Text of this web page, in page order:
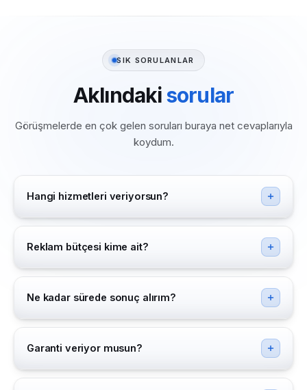
SIK SORULANLAR
Aklındakisorular
Görüşmelerde en çok gelen soruları buraya net cevaplarıyla
koydum.
Hangi hizmetleri veriyorsun?
Meta ve Google reklam yönetimi, SEO, e-ticaret site
yönetimi ve içerik üretimi (foto + video + AI). Markanın
ihtiyacına göre tek hizmet de alabilirsin, tamamını tek
Reklam bütçesi kime ait?
Reklam bütçesi sana aittir, Meta ve Google'a kendi
harcamam. Yönetim ücreti ile reklam bütçesi her teklifte
ayrı satır olarak yazar, sürpriz yoktur.
Ne kadar sürede sonuç alırım?
Reklamda ilk sinyaller 2-4 haftada gelir ama sağlıklı ölçüm
birlikte çalışırız, altında ne reklam ne
SEO doğru değerlendirilemez. Sana "1 ayda ciroyu
patlatırız" diyen varsa oradan uzaklaş.
Garanti veriyor musun?
Ciro garantisi, satış garantisi, "Google'da 1. sıra" garantisi